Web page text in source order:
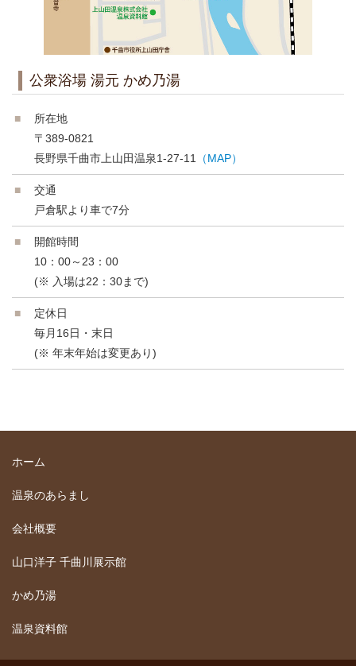
公衆浴場 湯元 かめ乃湯
所在地
〒389-0821
長野県千曲市上山田温泉1-27-11 （MAP）
交通
戸倉駅より車で7分
開館時間
10：00～23：00
(※ 入場は22：30まで)
定休日
毎月16日・末日
(※ 年末年始は変更あり)
ホーム
温泉のあらまし
会社概要
山口洋子 千曲川展示館
かめ乃湯
温泉資料館